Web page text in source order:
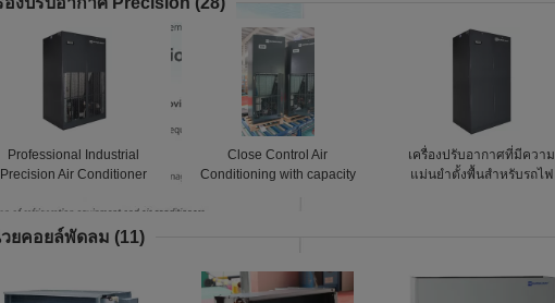
Professional Industrial
Precision Air Conditioner
Close Control Air
Conditioning with capacity
เครื่องปรับอากาศที่มีความ
แม่นยำตั้งพื้นสำหรับรถไฟ
ยคอยล์พัดลม (11)